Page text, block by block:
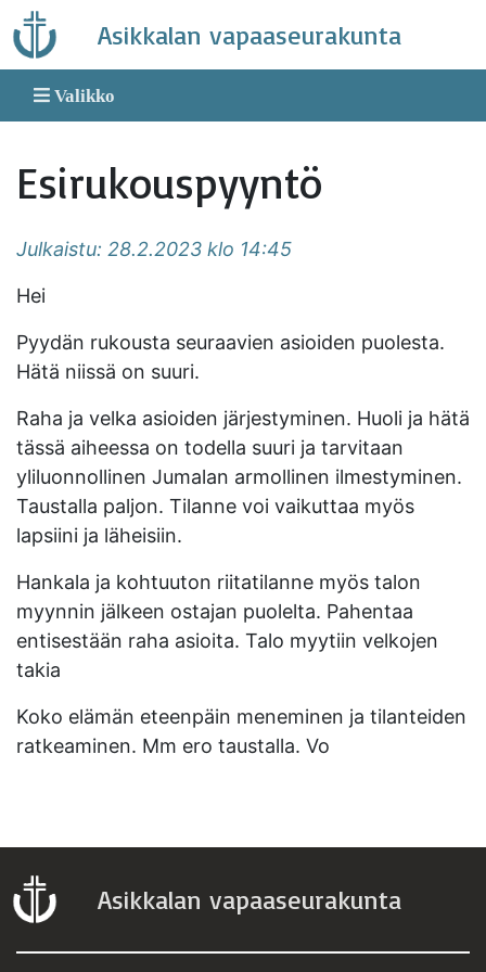
Skip
to
content
Asikkalan vapaaseurakunta
Valikko
Esirukouspyyntö
Julkaistu: 28.2.2023 klo 14:45
Hei
Pyydän rukousta seuraavien asioiden puolesta.
Hätä niissä on suuri.
Raha ja velka asioiden järjestyminen. Huoli ja hätä
tässä aiheessa on todella suuri ja tarvitaan
yliluonnollinen Jumalan armollinen ilmestyminen.
Taustalla paljon. Tilanne voi vaikuttaa myös
lapsiini ja läheisiin.
Hankala ja kohtuuton riitatilanne myös talon
myynnin jälkeen ostajan puolelta. Pahentaa
entisestään raha asioita. Talo myytiin velkojen
takia
Koko elämän eteenpäin meneminen ja tilanteiden
ratkeaminen. Mm ero taustalla. Vo
Asikkalan vapaaseurakunta